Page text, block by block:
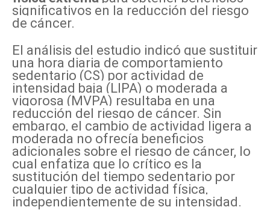
significativos en la reducción del riesgo
de cáncer.
El análisis del estudio indicó que sustituir
una hora diaria de comportamiento
sedentario (CS) por actividad de
intensidad baja (LIPA) o moderada a
vigorosa (MVPA) resultaba en una
reducción del riesgo de cáncer. Sin
embargo, el cambio de actividad ligera a
moderada no ofrecía beneficios
adicionales sobre el riesgo de cáncer, lo
cual enfatiza que lo crítico es la
sustitución del tiempo sedentario por
cualquier tipo de actividad física,
independientemente de su intensidad.